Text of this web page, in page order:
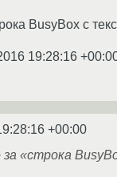
BusyBox с
19:28:16
+00:00
«строка